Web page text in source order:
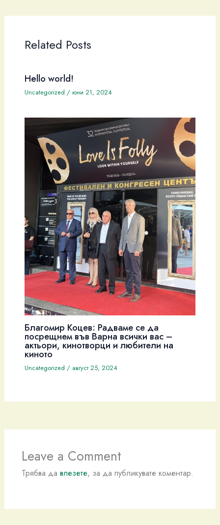
Related Posts
Hello world!
Uncategorized / юни 21, 2024
Благомир Коцев: Радваме се да
посрещнем във Варна всички вас –
актьори, кинотворци и любители на
киното
Uncategorized / август 25, 2024
Leave a Comment
Трябва да влезете, за да публикувате коментар.